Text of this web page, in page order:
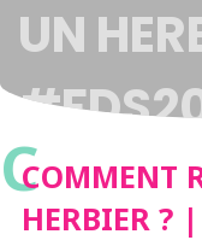
UN
CCOMMENT
HERBIER ?